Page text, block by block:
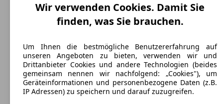
Wir verwenden Cookies. Damit Sie
finden, was Sie brauchen.
Um Ihnen die bestmögliche Benutzererfahrung auf
unseren Angeboten zu bieten, verwenden wir und
Drittanbieter Cookies und andere Technologien (beides
gemeinsam nennen wir nachfolgend: „Cookies"), um
Geräteinformationen und personenbezogene Daten (z.B.
IP Adressen) zu speichern und darauf zuzugreifen.